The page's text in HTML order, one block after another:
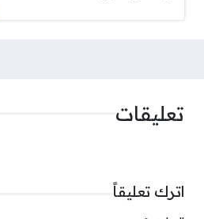
تعليقات
اترك تعليقاً